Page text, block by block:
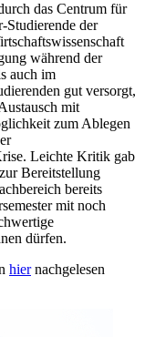
das Centrum für
der
während der
auch im
gut versorgt,
mit
zum Ablegen
Leichte Kritik gab
Bereitstellung
bereits
mit noch
dürfen.
hiernachgelesen